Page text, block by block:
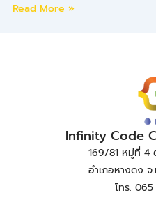
Read More »
Infinity Code
169/81 หมู่ที่ 4
อำเภอหางดง จ
โทร.